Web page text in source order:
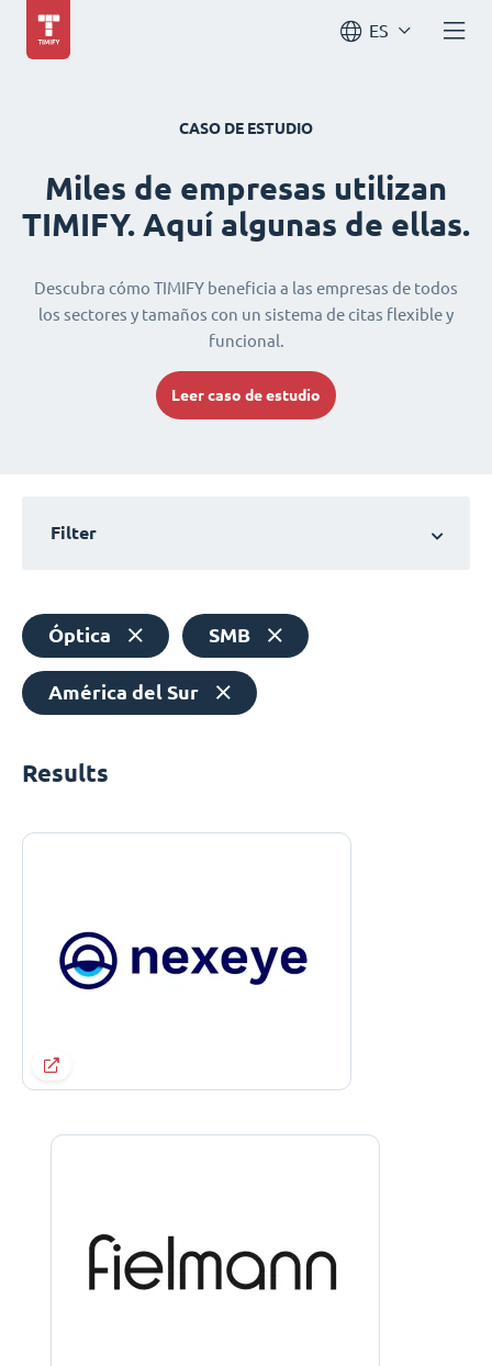
ES
CASO DE ESTUDIO
Miles de empresas utilizan
TIMIFY. Aquí algunas de ellas.
Descubra cómo TIMIFY beneficia a las empresas de todos
los sectores y tamaños con un sistema de citas flexible y
funcional.
Leer caso de estudio
Filter
Óptica SMB
América del Sur
Results